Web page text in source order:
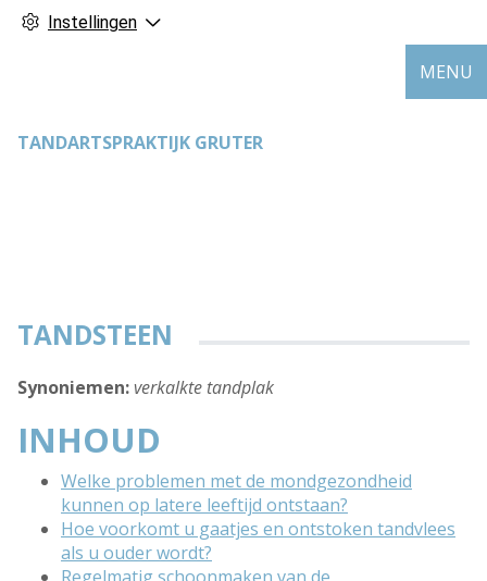
Instellingen
TANDARTSPRAKTIJK GRUTER
MENU
TANDSTEEN
Synoniemen:verkalkte tandplak
INHOUD
Welke problemen met de mondgezondheid
kunnen op latere leeftijd ontstaan?
Hoe voorkomt u gaatjes en ontstoken tandvlees
als u ouder wordt?